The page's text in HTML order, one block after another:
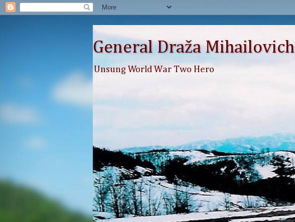
General Draža Mihailovich
Unsung World War Two Hero